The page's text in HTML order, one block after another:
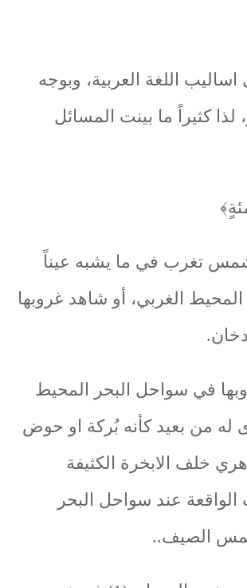
اللغة العربية، وبوجه
كثيراً ما بينت المسائل
تغرب في ما يشبه عيناً
الغربي، أو شاهد غروبها
في سواحل البحر المحيط
له من بعيد كأنه بُركة او حوض
خلف الابخرة الكثيفة
عند سواحل البحر
الصيف..